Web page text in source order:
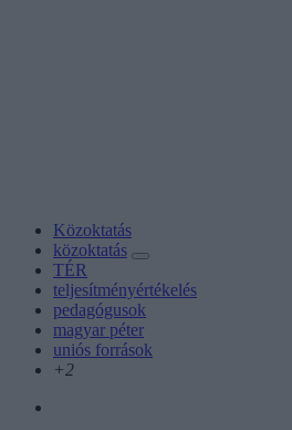
Közoktatás
közoktatás
TÉR
teljesítményértékelés
pedagógusok
magyar péter
uniós források
+2